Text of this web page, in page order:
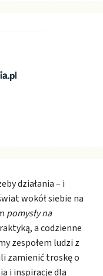
działania – i
wokół siebie na
pomysły na
a codzienne
zespołem ludzi z
zamienić troskę o
i inspiracje dla